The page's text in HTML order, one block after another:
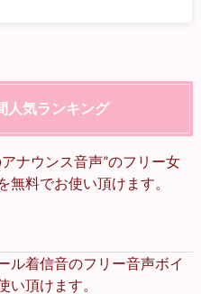
人気ランキング
ナウンス音声”のフリー女
無料でお使い頂けます。
ル着信音のフリー音声ボイ
い頂けます。